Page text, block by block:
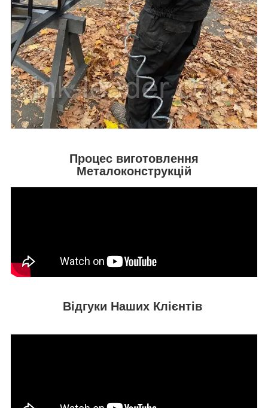
Процес виготовлення
Металоконструкцій
Відгуки Наших Клієнтів